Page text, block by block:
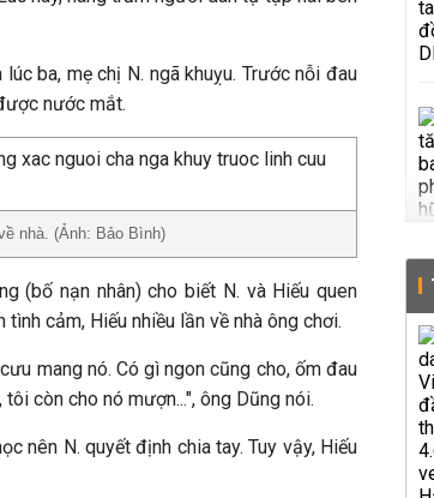
ba, mẹ chị N. ngã khuỵu. Trước nỗi đau
nước mắt.
nhà. (Ảnh: Bảo Bình)
(bố nạn nhân) cho biết N. và Hiếu quen
cảm, Hiếu nhiều lần về nhà ông chơi.
mang nó. Có gì ngon cũng cho, ốm đau
còn cho nó mượn...", ông Dũng nói.
nên N. quyết định chia tay. Tuy vậy, Hiếu